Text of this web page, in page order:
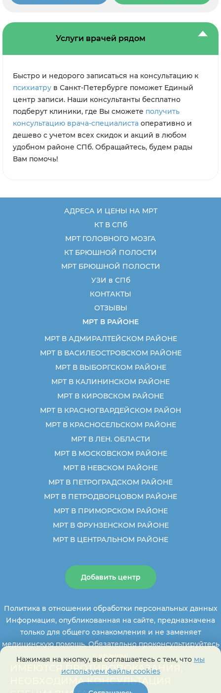
Услуги врачей рядом
Быстро и недорого записаться на консультацию к
психиатру в Санкт-Петербурге поможет Единый
центр записи. Наши консультанты бесплатно
подберут клиники, где Вы сможете получить
консультацию врача-специалиста оперативно и
дешево с учетом всех скидок и акций в любом
удобном районе СПб. Обращайтесь, будем рады
Вам помочь!
АДРЕСА И ЦЕНЫ НА МРТ
КТ В СПб
МРТ ГОЛОВНОГО МОЗГА
КТ БРЮШНОЙ ПОЛОСТИ
МРТ БРЮШНОЙ ПОЛОСТИ
УЗИ в СПб
КОНТАКТЫ
ОТЗЫВЫ
МРТ В РАЙОНЕ
МРТ В АДМИРАЛТЕЙСКОМ РАЙОНЕ
МРТ В ВАСИЛЕОСТРОВСКОМ РАЙОНЕ
МРТ В ВЫБОРГСКОМ РАЙОНЕ
МРТ В КАЛИНИНСКОМ РАЙОНЕ
МРТ В КИРОВСКОМ РАЙОНЕ
МРТ В КРАСНОГВАРДЕЙСКОМ РАЙОН
МРТ В КРАСНОСЕЛЬСКОМ РАЙОНЕ
МРТ В ЛЕН. ОБЛАСТИ
МРТ В МОСКОВСКОМ РАЙОНЕ
МРТ В НЕВСКОМ РАЙОНЕ
МРТ В ПЕТРОГРАДСКОМ РАЙОНЕ
МРТ В ПЕТРОДВОРЦОВОМ РАЙОНЕ
МРТ В ПРИМОРСКОМ РАЙОНЕ
МРТ В ФРУНЗЕНСКОМ РАЙОНЕ
МРТ В ЦЕНТРАЛЬНОМ РАЙОНЕ
Добавить центр
Политика в отношении обработки персональных данных
Информация, опубликованная на сайте, предназначена
только для общего ознакомления и не заменяет
медицинскую помощь. Обязательно проконсультируйтесь
с врачом!
ИМЕЮТСЯ ПРОТИВОПОКАЗАНИЯ,
НЕОБХОДИМА КОНСУЛЬТАЦИЯ
Нажимая на кнопку, вы соглашаетесь с тем, что мы
используем файлы cookies